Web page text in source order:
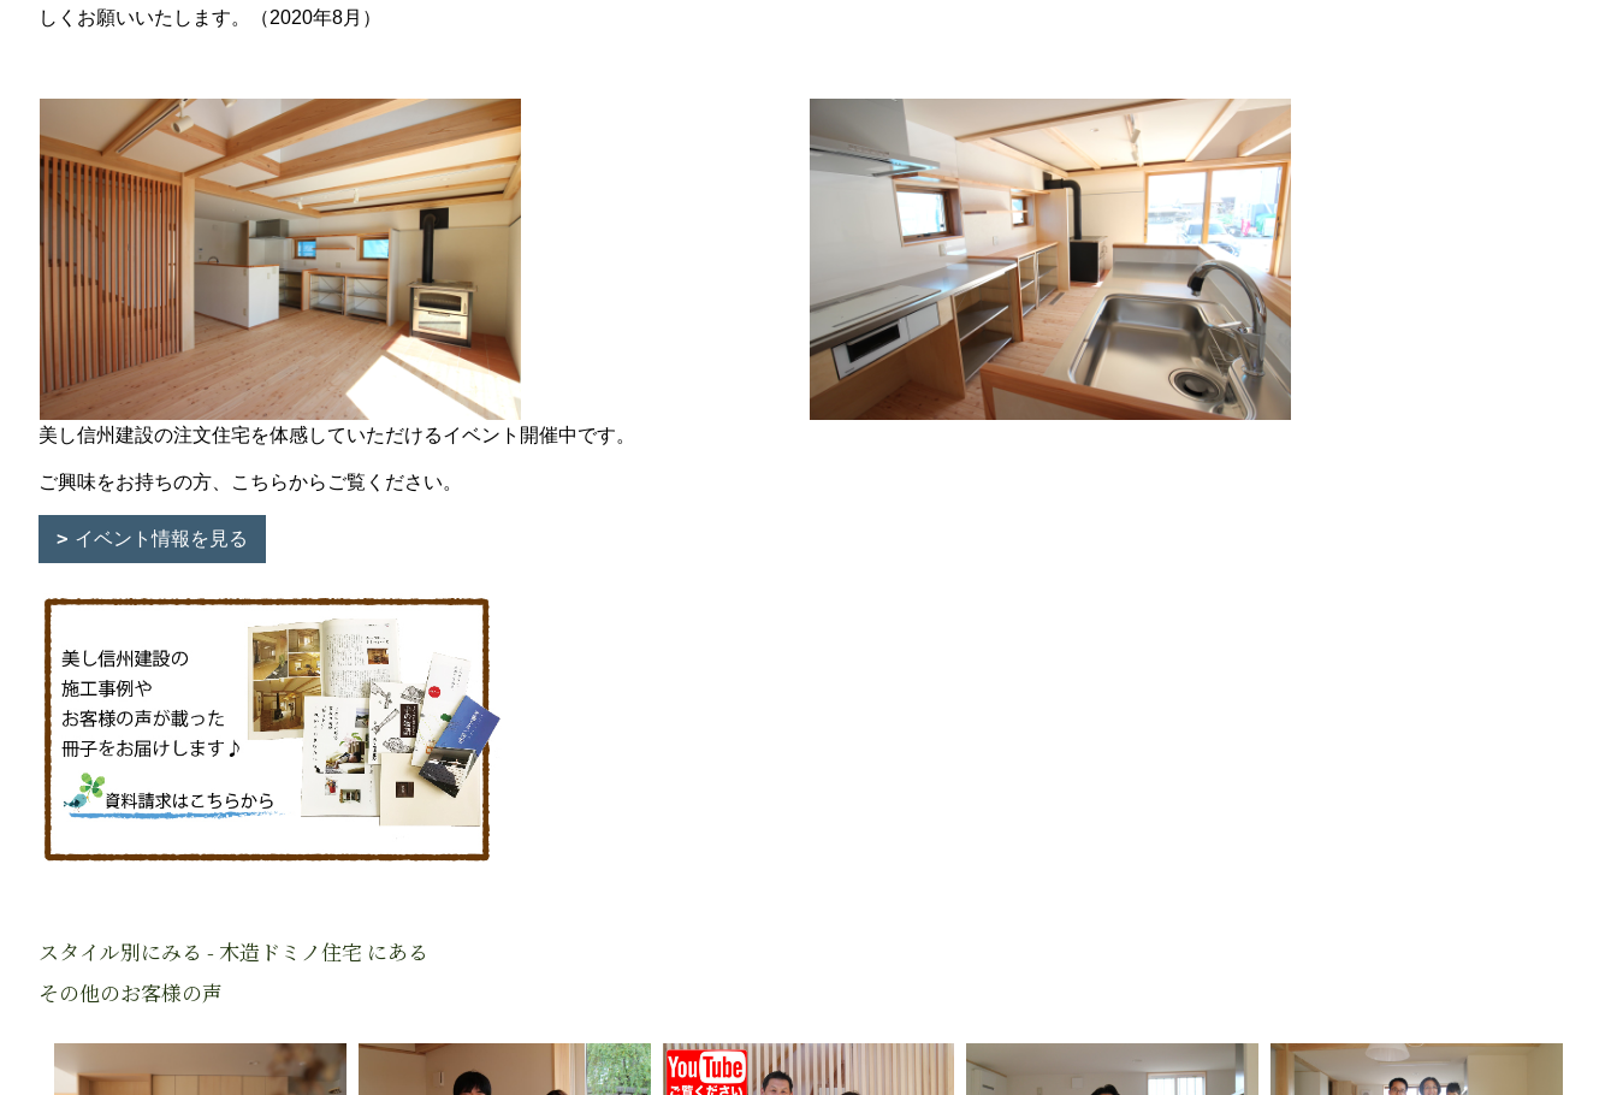
しくお願いいたします。（2020年8月）
美し信州建設の注文住宅を体感していただけるイベント開催中です。
ご興味をお持ちの方、こちらからご覧ください。
イベント情報を見る
スタイル別にみる - 木造ドミノ住宅 にある
その他のお客様の声